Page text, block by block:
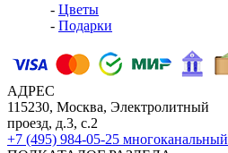
- Цветы
- Подарки
АДРЕС
115230, Москва, Электролитный
проезд, д.3, с.2
+7 (495) 984-05-25 многоканальный